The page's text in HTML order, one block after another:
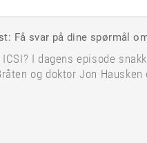
Få svar på dine spørmål
ICSI? I dagens episode
og doktor Jon Hausken